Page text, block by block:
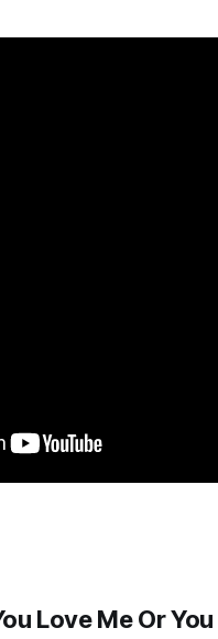
Love Me Or You